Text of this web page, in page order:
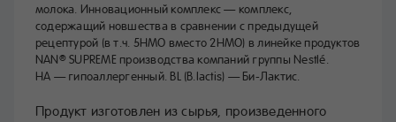
молока. Инновационный комплекс — комплекс,
содержащий новшества в сравнении с предыдущей
рецептурой (в т.ч. 5HMO вместо 2HMO) в линейке продуктов
NAN®SUPREME производства компаний группы Nestlé.
HA — гипоаллергенный. BL (B.lactis) — Би-Лактис.
Продукт изготовлен из сырья, произведенного